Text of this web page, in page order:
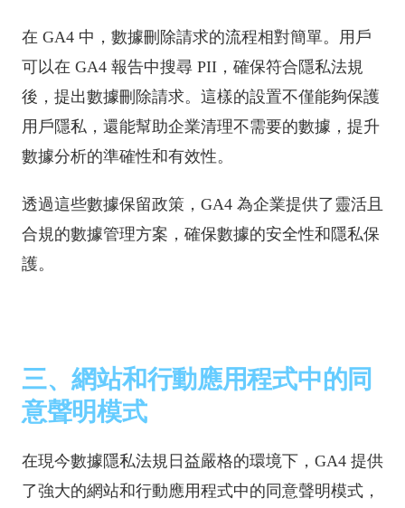
在 GA4 中，數據刪除請求的流程相對簡單。用戶
可以在 GA4 報告中搜尋 PII，確保符合隱私法規
後，提出數據刪除請求。這樣的設置不僅能夠保護
用戶隱私，還能幫助企業清理不需要的數據，提升
數據分析的準確性和有效性。
透過這些數據保留政策，GA4 為企業提供了靈活且
合規的數據管理方案，確保數據的安全性和隱私保
護。
三、網站和行動應用程式中的同
意聲明模式
在現今數據隱私法規日益嚴格的環境下，GA4 提供
了強大的網站和行動應用程式中的同意聲明模式，